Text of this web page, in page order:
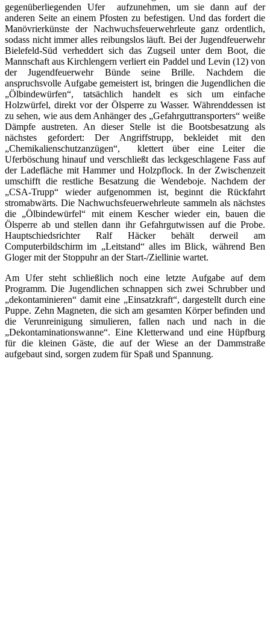
gegenüberliegenden Ufer aufzunehmen, um sie dann auf der
anderen Seite an einem Pfosten zu befestigen. Und das fordert die
Manövrierkünste der Nachwuchsfeuerwehrleute ganz ordentlich,
sodass nicht immer alles reibungslos läuft. Bei der Jugendfeuerwehr
Bielefeld-Süd verheddert sich das Zugseil unter dem Boot, die
Mannschaft aus Kirchlengern verliert ein Paddel und Levin (12) von
der Jugendfeuerwehr Bünde seine Brille. Nachdem die
anspruchsvolle Aufgabe gemeistert ist, bringen die Jugendlichen die
„Ölbindewürfen“, tatsächlich handelt es sich um einfache
Holzwürfel, direkt vor der Ölsperre zu Wasser. Währenddessen ist
zu sehen, wie aus dem Anhänger des „Gefahrguttransporters“ weiße
Dämpfe austreten. An dieser Stelle ist die Bootsbesatzung als
nächstes gefordert: Der Angriffstrupp, bekleidet mit den
„Chemikalienschutzanzügen“, klettert über eine Leiter die
Uferböschung hinauf und verschließt das leckgeschlagene Fass auf
der Ladefläche mit Hammer und Holzpflock. In der Zwischenzeit
umschifft die restliche Besatzung die Wendeboje. Nachdem der
„CSA-Trupp“ wieder aufgenommen ist, beginnt die Rückfahrt
stromabwärts. Die Nachwuchsfeuerwehrleute sammeln als nächstes
die „Ölbindewürfel“ mit einem Kescher wieder ein, bauen die
Ölsperre ab und stellen dann ihr Gefahrgutwissen auf die Probe.
Hauptschiedsrichter Ralf Häcker behält derweil am
Computerbildschirm im „Leitstand“ alles im Blick, während Ben
Gloger mit der Stoppuhr an der Start-/Ziellinie wartet.
Am Ufer steht schließlich noch eine letzte Aufgabe auf dem
Programm. Die Jugendlichen schnappen sich zwei Schrubber und
„dekontaminieren“ damit eine „Einsatzkraft“, dargestellt durch eine
Puppe. Zehn Magneten, die sich am gesamten Körper befinden und
die Verunreinigung simulieren, fallen nach und nach in die
„Dekontaminationswanne“. Eine Kletterwand und eine Hüpfburg
für die kleinen Gäste, die auf der Wiese an der Dammstraße
aufgebaut sind, sorgen zudem für Spaß und Spannung.